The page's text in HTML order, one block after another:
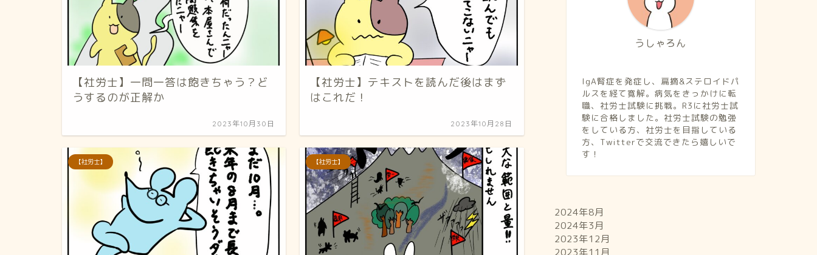
【社労士】一問一答は飽きちゃう？ど
うするのが正解か
2023年10月30日
【社労士】テキストを読んだ後はまず
はこれだ！
2023年10月28日
【社労士】 【社労士】
うしゃろん
IgA腎症を発症し、扁摘&ステロイドパ
ルスを経て寛解。病気をきっかけに転
職、社労士試験に挑戦。R3に社労士試
験に合格しました。社労士試験の勉強
をしている方、社労士を目指している
方、Twitterで交流できたら嬉しいで
す！
2024年8月
2024年3月
2023年12月
2023年11月